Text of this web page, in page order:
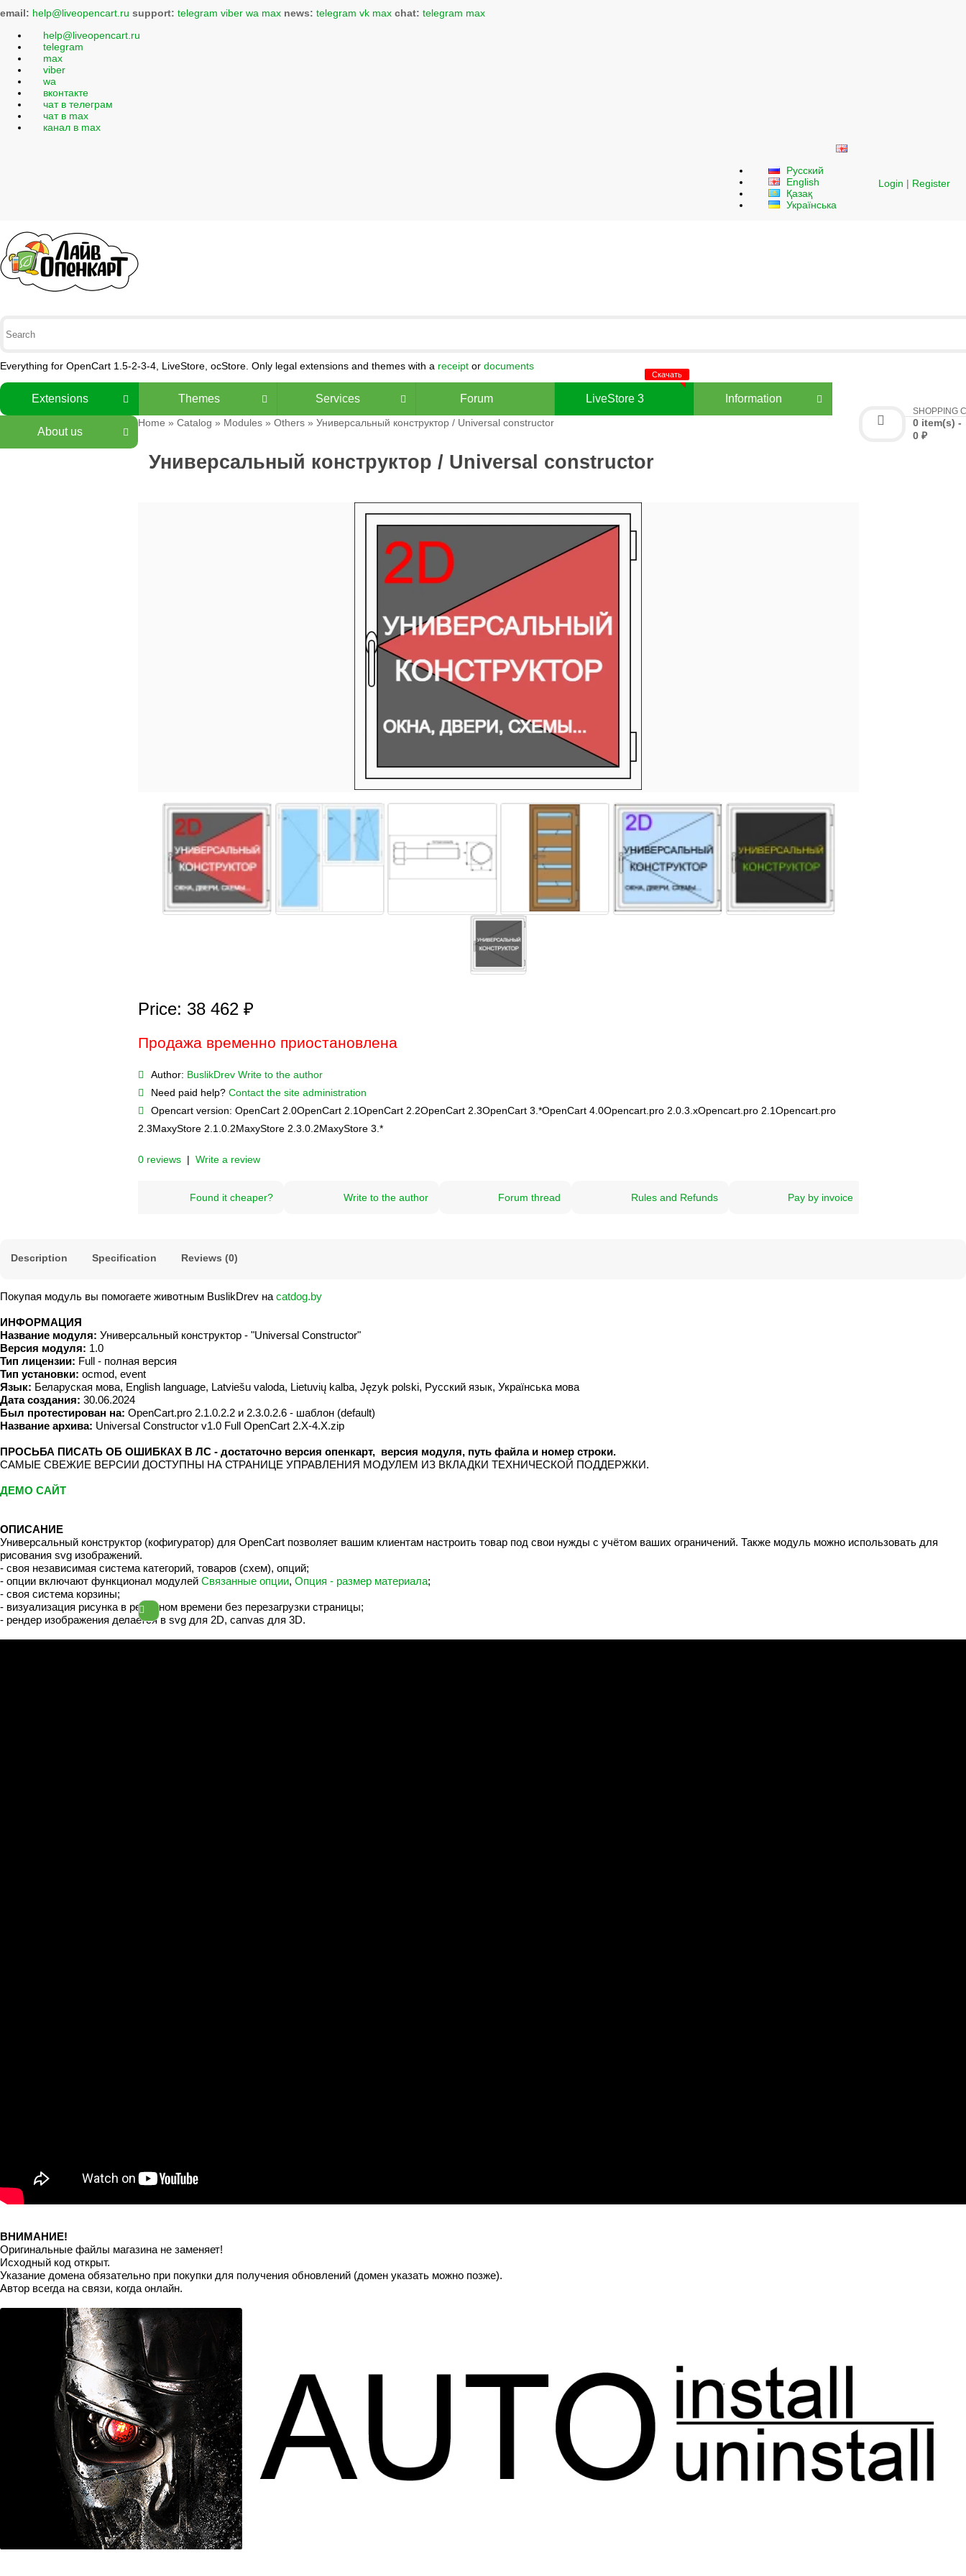
email: help@liveopencart.ru support: telegram viber wa max news: telegram vk max chat: telegram max
help@liveopencart.ru
telegram
max
viber
wa
вконтакте
чат в телеграм
чат в max
канал в max
Русский
English
Қазақ
Українська
Login | Register
Everything for OpenCart 1.5-2-3-4, LiveStore, ocStore. Only legal extensions and themes with a receipt or documents
SHOPPING
0 item(s) -
0 ₽
Extensions Themes Services Forum LiveStore 3 Information
About us
Home » Catalog » Modules» Others» Универсальный конструктор / Universal constructor
Универсальный конструктор / Universal constructor
Price: 38 462 ₽
Продажа временно приостановлена
Author: BuslikDrev Write to the author
Need paid help? Contact the site administration
Opencart version: OpenCart 2.0OpenCart 2.1OpenCart 2.2OpenCart 2.3OpenCart 3.*OpenCart 4.0Opencart.pro 2.0.3.хOpencart.pro 2.1Opencart.pro
2.3MaxyStore 2.1.0.2MaxyStore 2.3.0.2MaxyStore 3.*
0 reviews| Write a review
Found it cheaper? Write to the author Forum thread Rules and Refunds Pay by invoice
Description Specification Reviews (0)
Покупая модуль вы помогаете животным BuslikDrev на catdog.by
ИНФОРМАЦИЯ
Название модуля: Универсальный конструктор - "Universal Constructor"
Версия модуля: 1.0
Тип лицензии: Full - полная версия
Тип установки: ocmod, event
Язык: Беларуская мова, English language, Latviešu valoda, Lietuvių kalba, Język polski, Русский язык, Українська мова
Дата создания: 30.06.2024
Был протестирован на: OpenCart.pro 2.1.0.2.2 и 2.3.0.2.6 - шаблон (default)
Название архива: Universal Constructor v1.0 Full OpenCart 2.X-4.X.zip
ПРОСЬБА ПИСАТЬ ОБ ОШИБКАХ В ЛС - достаточно версия опенкарт, версия модуля, путь файла и номер строки.
САМЫЕ СВЕЖИЕ ВЕРСИИ ДОСТУПНЫ НА СТРАНИЦЕ УПРАВЛЕНИЯ МОДУЛЕМ ИЗ ВКЛАДКИ ТЕХНИЧЕСКОЙ ПОДДЕРЖКИ.
ДЕМО САЙТ
ОПИСАНИЕ
Универсальный конструктор (кофигуратор) для OpenCart позволяет вашим клиентам настроить товар под свои нужды с учётом ваших ограничений. Также модуль можно использовать для
рисования svg изображений.
- своя независимая система категорий, товаров (схем), опций;
- опции включают функционал модулей Связанные опции, Опция - размер материала;
- своя система корзины;
- визуализация рисунка в реальном времени без перезагрузки страницы;
- рендер изображения делается в svg для 2D, canvas для 3D.
ВНИМАНИЕ!
Оригинальные файлы магазина не заменяет!
Исходный код открыт.
Указание домена обязательно при покупки для получения обновлений (домен указать можно позже).
Автор всегда на связи, когда онлайн.